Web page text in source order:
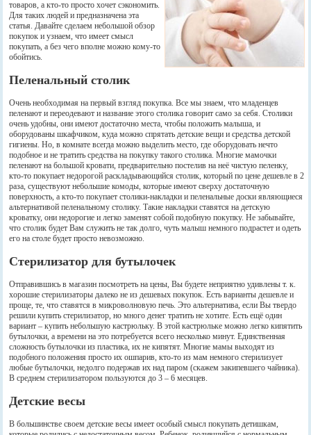
товаров, а кто-то просто хочет сэкономить.
Для таких людей и предназначена эта
статья. Давайте сделаем небольшой обзор
покупок и узнаем, что имеет смысл
покупать, а без чего вполне можно кому-то
обойтись.
Пеленальный столик
Очень необходимая на первый взгляд покупка. Все мы знаем, что младенцев
пеленают и переодевают и название этого столика говорит само за себя. Столики
очень удобны, они имеют достаточно места, чтобы положить малыша, и
оборудованы шкафчиком, куда можно спрятать детские вещи и средства детской
гигиены. Но, в комнате всегда можно выделить место, где оборудовать нечто
подобное и не тратить средства на покупку такого столика. Многие мамочки
пеленают на большой кровати, предварительно постелив на неё чистую пеленку,
кто-то покупает недорогой раскладывающийся столик, который по цене дешевле в 2
раза, существуют небольшие комоды, которые имеют сверху достаточную
поверхность, а кто-то покупает столики-накладки и пеленальные доски являющиеся
альтернативой пеленальному столику. Такие накладки ставятся на детскую
кроватку, они недорогие и легко заменят собой подобную покупку. Не забывайте,
что столик будет Вам служить не так долго, чуть малыш немного подрастет и одеть
его на столе будет просто невозможно.
Стерилизатор для бутылочек
Отправившись в магазин посмотреть на цены, Вы будете неприятно удивлены т. к.
хорошие стерилизаторы далеко не из дешевых покупок. Есть варианты дешевле и
проще, те, что ставятся в микроволновую печь. Это альтернатива, если Вы твердо
решили купить стерилизатор, но много денег тратить не хотите. Есть ещё один
вариант – купить небольшую кастрюльку. В этой кастрюльке можно легко кипятить
бутылочки, а времени на это потребуется всего несколько минут. Единственная
сложность бутылочки из пластика, их не кипятят. Многие мамы выходят из
подобного положения просто их ошпарив, кто-то из мам немного стерилизует
любые бутылочки, недолго подержав их над паром (скажем закипевшего чайника).
В среднем стерилизатором пользуются до 3 – 6 месяцев.
Детские весы
В большинстве своем детские весы имеет особый смысл покупать детишкам,